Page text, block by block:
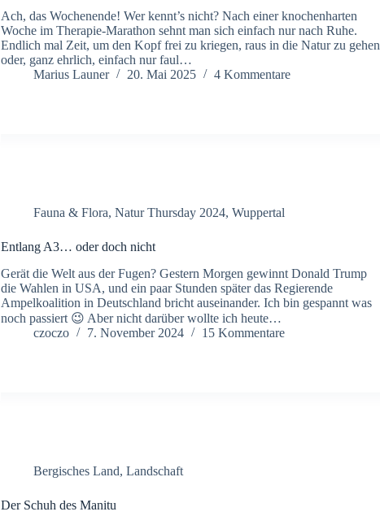
Ach, das Wochenende! Wer kennt’s nicht? Nach einer knochenharten
Woche im Therapie-Marathon sehnt man sich einfach nur nach Ruhe.
Endlich mal Zeit, um den Kopf frei zu kriegen, raus in die Natur zu gehen
oder, ganz ehrlich, einfach nur faul…
Marius Launer
20. Mai 2025 4 Kommentare
Fauna & Flora,Natur Thursday 2024,Wuppertal
Entlang A3… oder doch nicht
Gerät die Welt aus der Fugen? Gestern Morgen gewinnt Donald Trump
die Wahlen in USA, und ein paar Stunden später das Regierende
Ampelkoalition in Deutschland bricht auseinander. Ich bin gespannt was
noch passiert 😉 Aber nicht darüber wollte ich heute…
czoczo
7. November 2024 15 Kommentare
Bergisches Land,Landschaft
Der Schuh des Manitu